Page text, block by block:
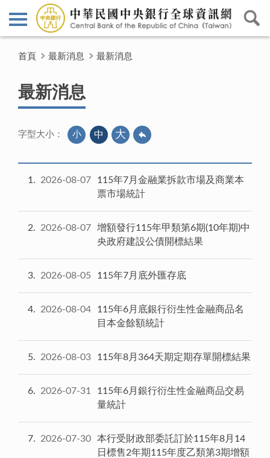
首頁 最新消息 最新消息
最新消息
字型大小： 小 中 大
1 2026-08-07
115年7月金融業拆款市場及商業本
票市場統計
2 2026-08-07
增額發行115年甲類第6期(10年期)中
央政府建設公債開標結果
3 2026-08-05 115年7月底外匯存底
4 2026-08-04
115年6月底銀行衍生性金融商品名
目本金餘額統計
5 2026-08-03 115年8月364天期定期存單開標結果
6 2026-07-31
115年6月銀行衍生性金融商品交易
量統計
7 2026-07-30
本行受財政部委託訂於115年8月14
日標售2年期115年度乙類第3期增額